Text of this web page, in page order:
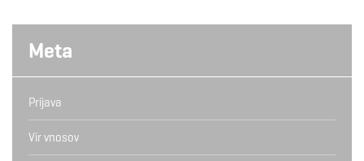
Meta
Prijava
Vir vnosov